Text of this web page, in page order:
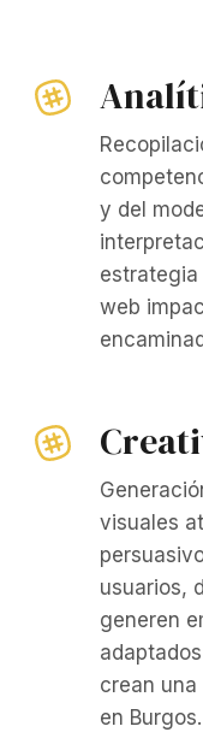
y del
estrategia
web
visuales
usuarios,
generen
crean
en Burgos.